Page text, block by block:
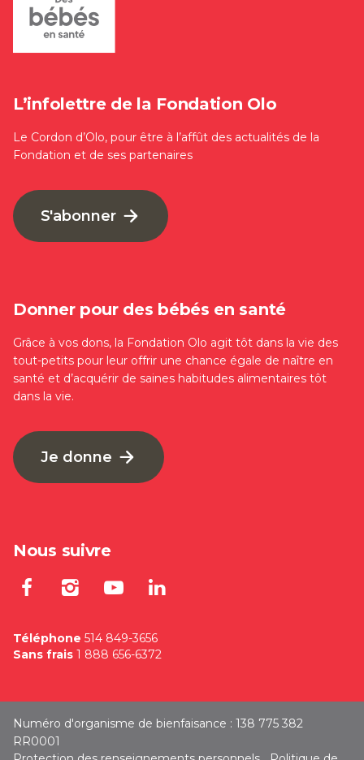
L’infolettre de la Fondation Olo
Le Cordon d’Olo, pour être à l’affût des actualités de la
Fondation et de ses partenaires
S'abonner
Donner pour des bébés en santé
Grâce à vos dons, la Fondation Olo agit tôt dans la vie des
tout-petits pour leur offrir une chance égale de naître en
santé et d’acquérir de saines habitudes alimentaires tôt
dans la vie.
Je donne
Nous suivre
Lien externe au site. S'ouvre
Lien externe au site.
Lien externe au site.
Téléphone 514 849-3656
Sans frais 1 888 656-6372
Numéro d'organisme de bienfaisance : 138 775 382
RR0001